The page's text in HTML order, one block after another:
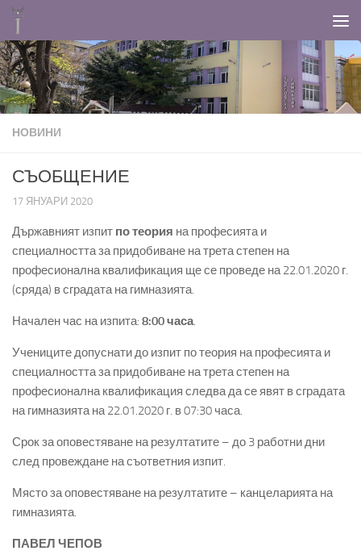
НОВИНИ
СЪОБЩЕНИЕ
17 ЯНУАРИ 2020
Държавният изпит по теория на професията и
специалността за придобиване на трета степен на
професионална квалификация ще се проведе на 22.01.2020 г.
(сряда) в сградата на гимназията.
Начален час на изпита: 8:00 часа.
Учениците допуснати до изпит по теория на професията и
специалността за придобиване на трета степен на
професионална квалификация следва да се явят в сградата
на гимназията на 22.01.2020 г. в 07:30 часа.
Срок за оповестяване на резултатите – до 3 работни дни
след провеждане на съответния изпит.
Място за оповестяване на резултатите – канцеларията на
гимназията.
ПАВЕЛ ЧЕПОВ